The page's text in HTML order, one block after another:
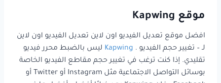
موقع Kapwing
افضل موقع تعديل الفيديو اون لاين تعديل الفيديو اون لاين
لـ – تغيير حجم الفيديو . Kapwing ليس بالضبط محرر فيديو
تقليدي. إذا كنت ترغب في تغيير حجم مقاطع الفيديو الخاصة
بوسائل التواصل الاجتماعية مثل Instagram أو Twitter أو